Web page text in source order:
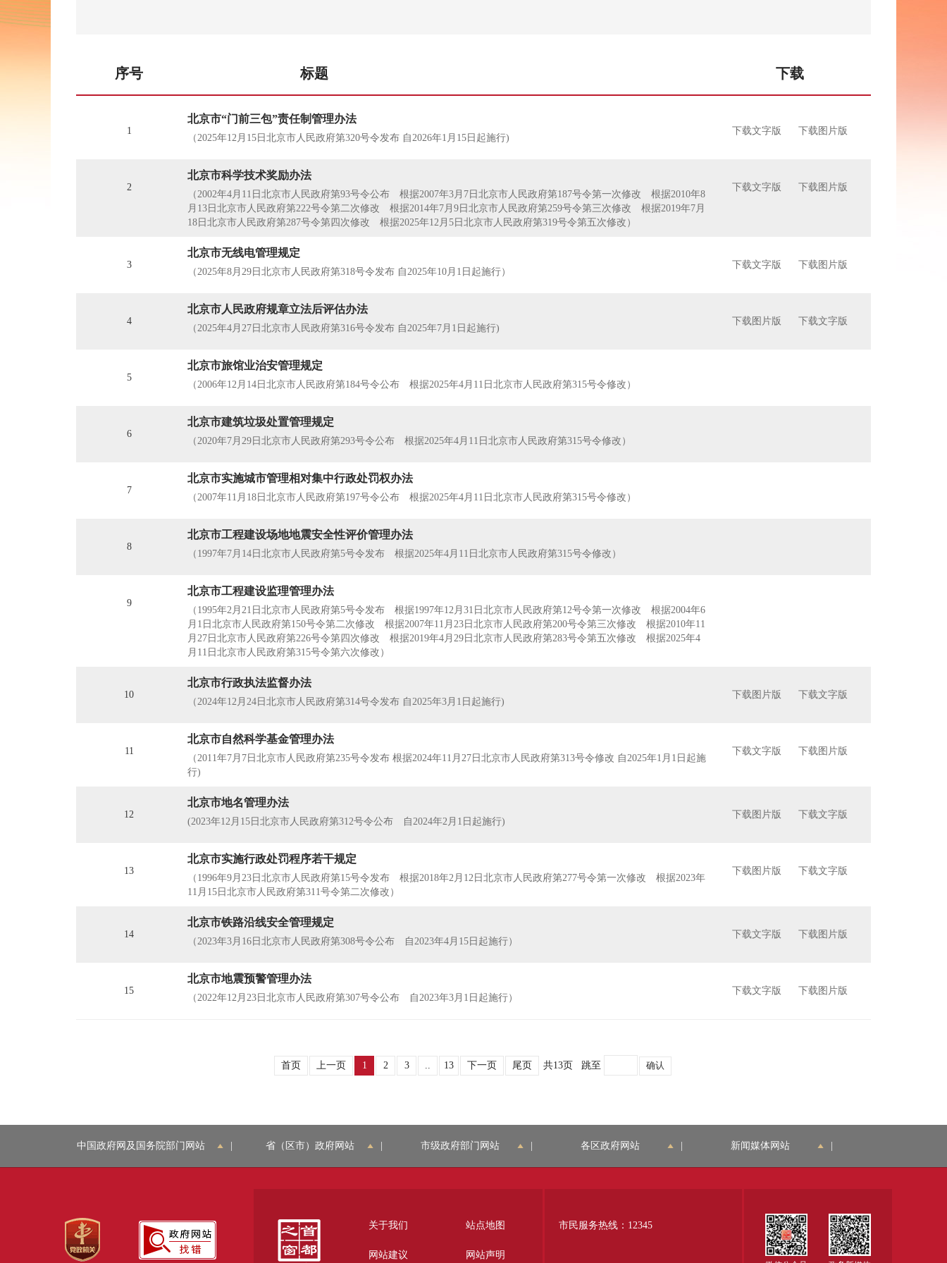
序号 标题 下载
1
北京市“门前三包”责任制管理办法
（2025年12月15日北京市人民政府第320号令发布 自2026年1月15日起施行)
下载文字版 下载图片版
2
北京市科学技术奖励办法
（2002年4月11日北京市人民政府第93号令公布 根据2007年3月7日北京市人民政府第187号令第一次修改 根据2010年8
月13日北京市人民政府第222号令第二次修改 根据2014年7月9日北京市人民政府第259号令第三次修改 根据2019年7月
18日北京市人民政府第287号令第四次修改 根据2025年12月5日北京市人民政府第319号令第五次修改）
下载文字版 下载图片版
3
​北京市无线电管理规定
（2025年8月29日北京市人民政府第318号令发布 自2025年10月1日起施行）
下载文字版 下载图片版
4
北京市人民政府规章立法后评估办法
（2025年4月27日北京市人民政府第316号令发布 自2025年7月1日起施行)
下载图片版 下载文字版
5
北京市旅馆业治安管理规定
（2006年12月14日北京市人民政府第184号令公布 根据2025年4月11日北京市人民政府第315号令修改）
6
北京市建筑垃圾处置管理规定
（2020年7月29日北京市人民政府第293号令公布 根据2025年4月11日北京市人民政府第315号令修改）
7
北京市实施城市管理相对集中行政处罚权办法
（2007年11月18日北京市人民政府第197号令公布 根据2025年4月11日北京市人民政府第315号令修改）
8
北京市工程建设场地地震安全性评价管理办法
（1997年7月14日北京市人民政府第5号令发布 根据2025年4月11日北京市人民政府第315号令修改）
9
北京市工程建设监理管理办法
（1995年2月21日北京市人民政府第5号令发布 根据1997年12月31日北京市人民政府第12号令第一次修改 根据2004年6
月1日北京市人民政府第150号令第二次修改 根据2007年11月23日北京市人民政府第200号令第三次修改 根据2010年11
月27日北京市人民政府第226号令第四次修改 根据2019年4月29日北京市人民政府第283号令第五次修改 根据2025年4
月11日北京市人民政府第315号令第六次修改）
10
北京市行政执法监督办法
（2024年12月24日北京市人民政府第314号令发布 自2025年3月1日起施行)
下载图片版 下载文字版
11
北京市自然科学基金管理办法
（2011年7月7日北京市人民政府第235号令发布 根据2024年11月27日北京市人民政府第313号令修改 自2025年1月1日起施
行)
下载文字版 下载图片版
12
北京市地名管理办法
(2023年12月15日北京市人民政府第312号令公布 自2024年2月1日起施行)
下载图片版 下载文字版
13
北京市实施行政处罚程序若干规定
（1996年9月23日北京市人民政府第15号令发布 根据2018年2月12日北京市人民政府第277号令第一次修改 根据2023年
11月15日北京市人民政府第311号令第二次修改）
下载图片版 下载文字版
14
北京市铁路沿线安全管理规定
​（2023年3月16日北京市人民政府第308号令公布 自2023年4月15日起施行）
下载文字版 下载图片版
15
北京市地震预警管理办法
（2022年12月23日北京市人民政府第307号令公布 自2023年3月1日起施行）
下载文字版 下载图片版
首页 上一页 1 2 3 .. 13 下一页 尾页 共13页 跳至
中国政府网及国务院部门网站 省（区市）政府网站 市级政府部门网站 各区政府网站 新闻媒体网站
关于我们 站点地图
网站建议 网站声明
市民服务热线：12345